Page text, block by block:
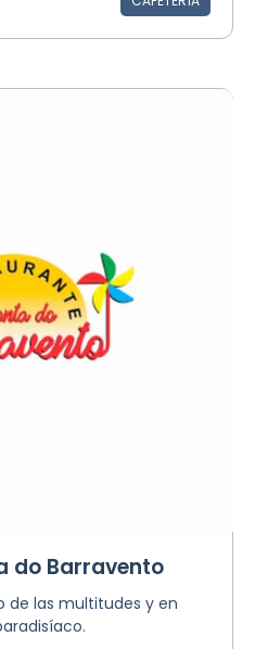
do Barravento
de las multitudes y en